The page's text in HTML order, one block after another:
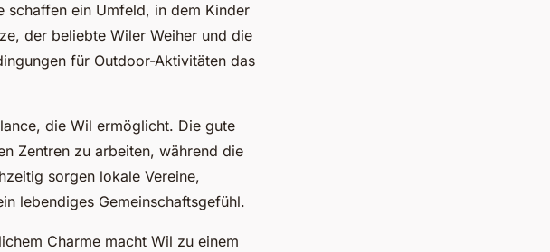
schaffen ein Umfeld, in dem Kinder
der beliebte Wiler Weiher und die
für Outdoor-Aktivitäten das
die Wil ermöglicht. Die gute
Zentren zu arbeiten, während die
sorgen lokale Vereine,
lebendiges Gemeinschaftsgefühl.
Charme macht Wil zu einem